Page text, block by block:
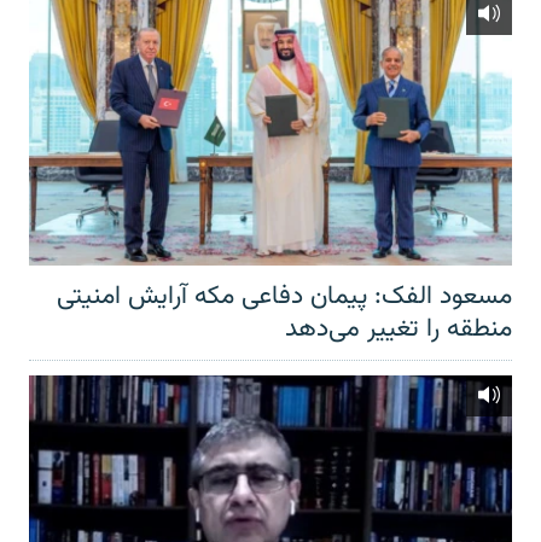
مسعود الفک: پیمان دفاعی مکه آرایش امنیتی
منطقه را تغییر می‌دهد